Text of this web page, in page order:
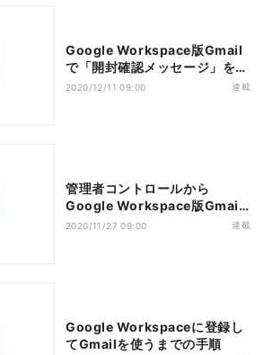
Google Workspace版Gmail
で「開封確認メッセージ」を使
う
2020/12/11 09:00 連載
管理者コントロールから
Google Workspace版Gmail
で使える機能を制御する
2020/11/27 09:00 連載
Google Workspaceに登録し
てGmailを使うまでの手順